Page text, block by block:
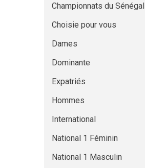
Championnats du Sénégal
Choisie pour vous
Dames
Dominante
Expatriés
Hommes
International
National 1 Féminin
National 1 Masculin